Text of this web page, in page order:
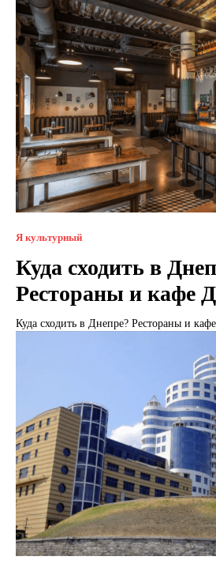
Я культурный
Куда сходить в
Рестораны и кафе